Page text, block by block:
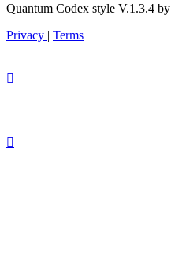
Quantum Codex style V.1.3.4 by
Privacy | Terms